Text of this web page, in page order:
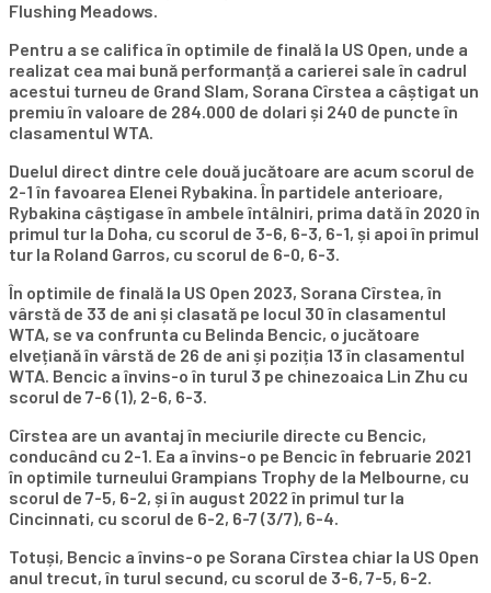
Flushing Meadows.
Pentru a se califica în optimile de finală la US Open, unde a
realizat cea mai bună performanță a carierei sale în cadrul
acestui turneu de Grand Slam, Sorana Cîrstea a câștigat un
premiu în valoare de 284.000 de dolari și 240 de puncte în
clasamentul WTA.
Duelul direct dintre cele două jucătoare are acum scorul de
2-1 în favoarea Elenei Rybakina. În partidele anterioare,
Rybakina câștigase în ambele întâlniri, prima dată în 2020 în
primul tur la Doha, cu scorul de 3-6, 6-3, 6-1, și apoi în primul
tur la Roland Garros, cu scorul de 6-0, 6-3.
În optimile de finală la US Open 2023, Sorana Cîrstea, în
vârstă de 33 de ani și clasată pe locul 30 în clasamentul
WTA, se va confrunta cu Belinda Bencic, o jucătoare
elvețiană în vârstă de 26 de ani și poziția 13 în clasamentul
WTA. Bencic a învins-o în turul 3 pe chinezoaica Lin Zhu cu
scorul de 7-6 (1), 2-6, 6-3.
Cîrstea are un avantaj în meciurile directe cu Bencic,
conducând cu 2-1. Ea a învins-o pe Bencic în februarie 2021
în optimile turneului Grampians Trophy de la Melbourne, cu
scorul de 7-5, 6-2, și în august 2022 în primul tur la
Cincinnati, cu scorul de 6-2, 6-7 (3/7), 6-4.
Totuși, Bencic a învins-o pe Sorana Cîrstea chiar la US Open
anul trecut, în turul secund, cu scorul de 3-6, 7-5, 6-2.